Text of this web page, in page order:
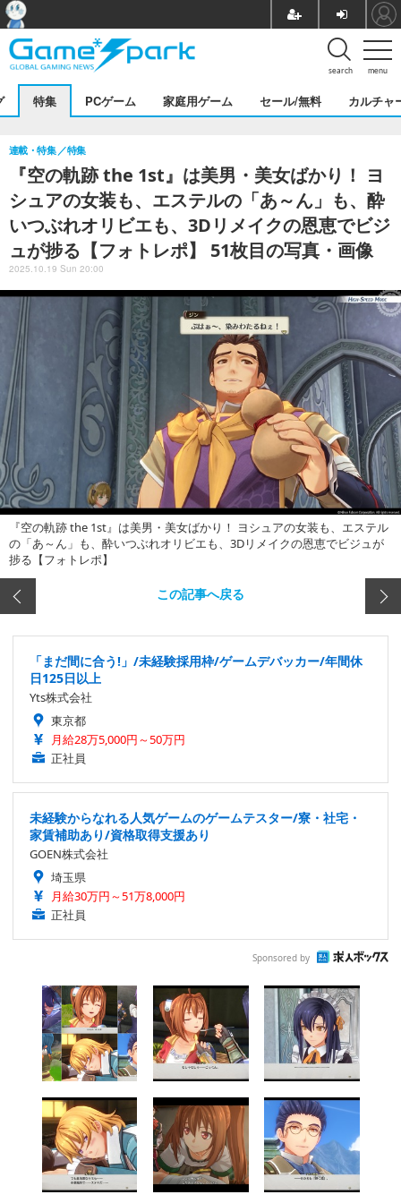
menu
search
特集 PCゲーム 家庭用ゲーム セール/無料 カルチャ
『空の軌跡 the 1st』は美男・美女ばかり！ ヨ
シュアの女装も、エステルの「あ～ん」も、酔
いつぶれオリビエも、3Dリメイクの恩恵でビジ
ュが捗る【フォトレポ】 51枚目の写真・画像
連載・特集 特集
2025.10.19 Sun 20:00
『空の軌跡 the 1st』は美男・美女ばかり！ ヨシュアの女装も、エステル
の「あ～ん」も、酔いつぶれオリビエも、3Dリメイクの恩恵でビジュが
捗る【フォトレポ】
この記事へ戻る
「まだ間に合う!」/未経験採用枠/ゲームデバッカー/年間休
日125日以上
Yts株式会社
東京都
月給28万5,000円～50万円
正社員
未経験からなれる人気ゲームのゲームテスター/寮・社宅・
家賃補助あり/資格取得支援あり
GOEN株式会社
埼玉県
月給30万円～51万8,000円
正社員
Sponsored by